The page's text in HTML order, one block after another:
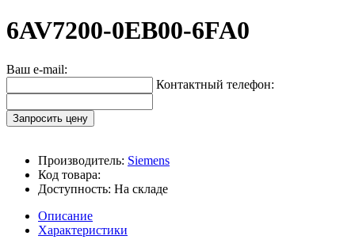
6AV7200-0EB00-6FA0
Ваш e-mail:
Контактный телефон:
Запросить цену
Производитель: Siemens
Код товара:
Доступность: На складе
Описание
Характеристики